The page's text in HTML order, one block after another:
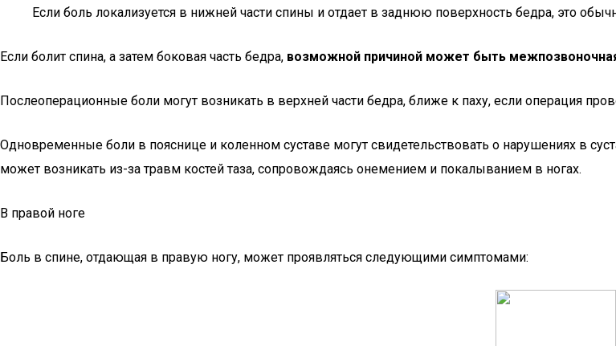
Если боль локализуется в нижней части спины и отдает в заднюю поверхность бедра, это
Если болит спина, а затем боковая часть бедра, возможной причиной может быть
Послеоперационные боли могут возникать в верхней части бедра, ближе к паху, если операция
Одновременные боли в пояснице и коленном суставе могут свидетельствовать о нарушениях в
может возникать из-за травм костей таза, сопровождаясь онемением и покалыванием в ногах.
В правой ноге
Боль в спине, отдающая в правую ногу, может проявляться следующими симптомами: